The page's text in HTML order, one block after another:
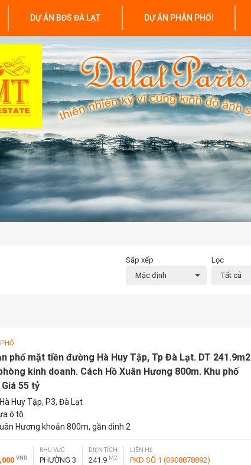
DỰ ÁN BĐS ĐÀ LẠT DỰ ÁN PHÂN PHỐI
Sắp xếp
Mặc định
Lọc
Tất cả
phố mặt tiền đường Hà Huy Tập, Tp Đà Lạt. DT 241.9m2
kinh doanh. Cách Hồ Xuân Hương 800m. Khu phố
55 tỷ
Huy Tập, P3, Đà Lạt
ô tô
Hương khoản 800m, gần dinh 2
VNĐ
KHU VỰC
PHƯỜNG 3
DIỆN TÍCH
241.9 M2
LIÊN HỆ
PKD SỐ 1 (0908878892)